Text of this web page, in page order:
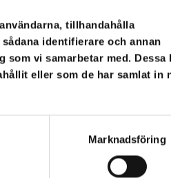
tillhandahålla
identifierare och annan
vi samarbetar med. Dessa
eller som de har samlat in
Marknadsföring
med deras maskinparker oavsett
eller som ska köpa eller hyra